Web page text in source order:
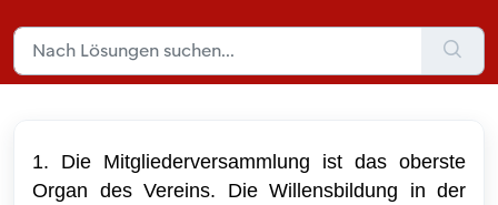
1. Die Mitgliederversammlung ist das oberste
Organ des Vereins. Die Willensbildung in der